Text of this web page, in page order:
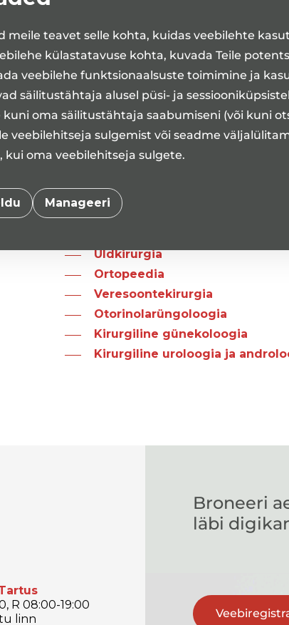
meile teavet selle kohta, kuidas veebilehte
külastatavuse kohta, kuvada Teile
veebilehe funktsionaalsuste toimimine ja
säilitustähtaja alusel püsi- ja
kuni oma säilitustähtaja saabumiseni (või kuni
veebilehitseja sulgemist või seadme
kui oma veebilehitseja sulgete.
Manageeri
Otorinolarüngoloogia
Neurokirurgia
Uneuuringud
Haavaravi
Diabeediõde
Audioloogia
Üldkirurgia
Ortopeedia
Veresoontekirurgia
Otorinolarüngoloogia
Kirurgiline günekoloogia
Kirurgiline uroloogia ja
R 08:00-19:00
linn
Broneeri
läbi